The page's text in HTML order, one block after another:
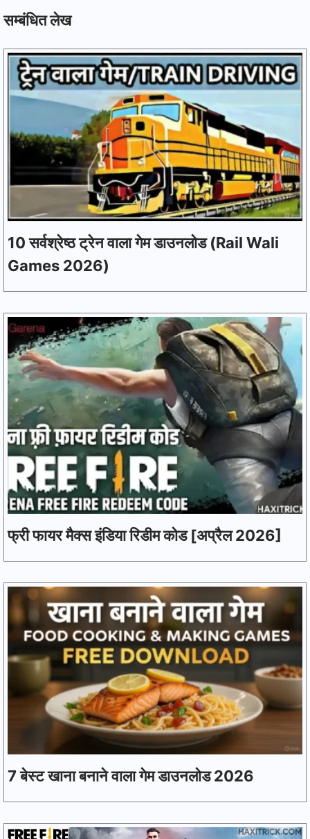
सम्बंधित लेख
10 सर्वश्रेष्ठ ट्रेन वाला गेम डाउनलोड (Rail Wali
Games 2026)
फ्री फायर मैक्स इंडिया रिडीम कोड [अप्रैल 2026]
7 बेस्ट खाना बनाने वाला गेम डाउनलोड 2026